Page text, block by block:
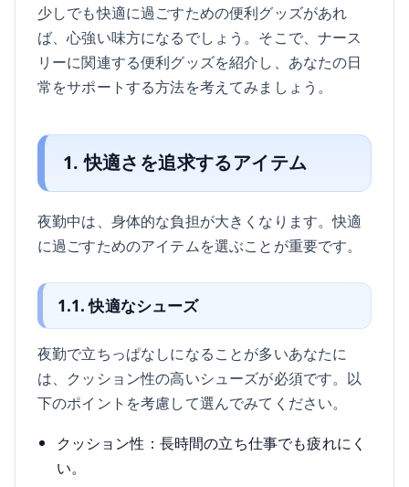
少しでも快適に過ごすための便利グッズがあれ
ば、心強い味方になるでしょう。そこで、ナース
リーに関連する便利グッズを紹介し、あなたの日
常をサポートする方法を考えてみましょう。
1. 快適さを追求するアイテム
夜勤中は、身体的な負担が大きくなります。快適
に過ごすためのアイテムを選ぶことが重要です。
1.1. 快適なシューズ
夜勤で立ちっぱなしになることが多いあなたに
は、クッション性の高いシューズが必須です。以
下のポイントを考慮して選んでみてください。
クッション性：長時間の立ち仕事でも疲れにく
い。